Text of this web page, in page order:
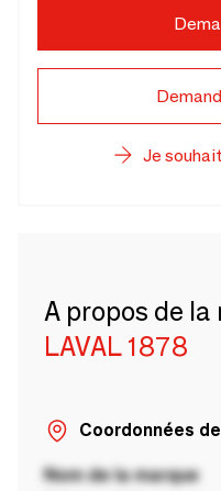
Je
A propos de
LAVAL 1878
Coordonnées
Nom de la marque